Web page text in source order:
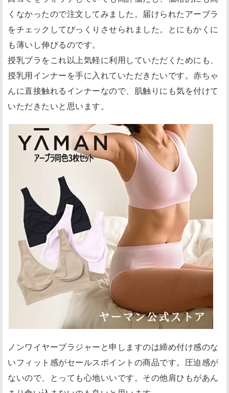
くなかったので注文してみました。届けられたアーブラ
をチェックしてびっくりさせられました。とにもかくに
も薄いし伸びるのです。
授乳ブラをこれ以上気軽に利用していただくためにも、
授乳用インナーを手に入れていただきたいです。赤ちゃ
んに直接触れるインナーなので、肌触りにも気を付けて
いただきたいと思います。
ノンワイヤーブラジャーと申しますのは締め付け感のな
いフィット感がセールスポイントの商品です。圧迫感が
ないので、とっても心地いいです。その他肩ひもがあん